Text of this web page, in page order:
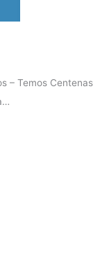
– Temos Centenas